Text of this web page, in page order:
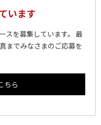
います
スを募集しています。 最
までみなさまのご応募を
ちら